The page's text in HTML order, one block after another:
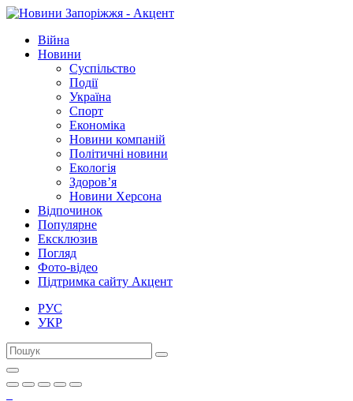
Війна
Новини
Суспільство
Події
Україна
Спорт
Економіка
Новини компаній
Політичні новини
Екологія
Здоров’я
Новини Херсона
Відпочинок
Популярне
Ексклюзив
Погляд
Фото-відео
Підтримка сайту Акцент
РУС
УКР